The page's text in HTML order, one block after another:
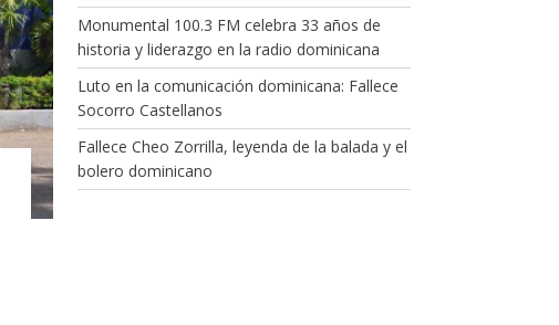
Monumental 100.3 FM celebra 33 años de
historia y liderazgo en la radio dominicana
Luto en la comunicación dominicana: Fallece
Socorro Castellanos
Fallece Cheo Zorrilla, leyenda de la balada y el
bolero dominicano